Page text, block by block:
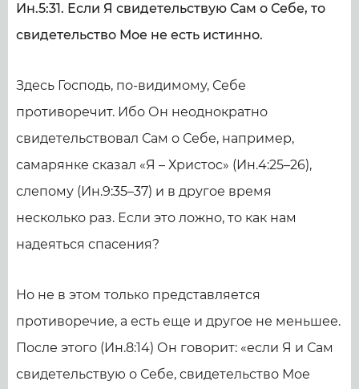
Ин.5:31. Если Я свидетельствую Сам о Себе, то
свидетельство Мое не есть истинно.
Здесь Господь, по-видимому, Себе
противоречит. Ибо Он неоднократно
свидетельствовал Сам о Себе, например,
самарянке сказал «Я – Христос» (Ин.4:25–26),
слепому (Ин.9:35–37) и в другое время
несколько раз. Если это ложно, то как нам
надеяться спасения?
Но не в этом только представляется
противоречие, а есть еще и другое не меньшее.
После этого (Ин.8:14) Он говорит: «если Я и Сам
свидетельствую о Себе, свидетельство Мое